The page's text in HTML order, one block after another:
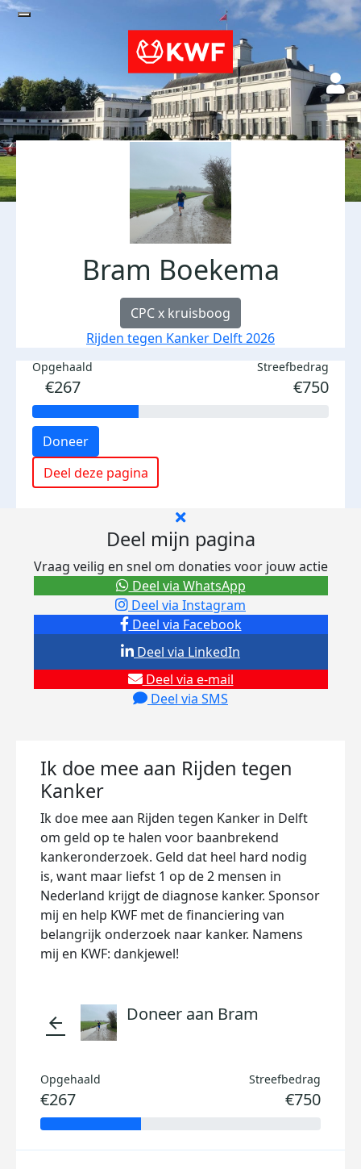
Bram Boekema
CPC x kruisboog
Rijden tegen Kanker Delft 2026
Opgehaald
€267
Streefbedrag
€750
Doneer
Deel deze pagina
Deel mijn pagina
Vraag veilig en snel om donaties voor jouw actie
Deel via Facebook
Deel via Instagram
Deel via e-mail
Deel via SMS
Deel via LinkedIn
Deel via WhatsApp
Ik doe mee aan Rijden tegen
Kanker
Ik doe mee aan Rijden tegen Kanker in Delft
om geld op te halen voor baanbrekend
kankeronderzoek. Geld dat heel hard nodig
is, want maar liefst 1 op de 2 mensen in
Nederland krijgt de diagnose kanker. Sponsor
mij en help KWF met de financiering van
belangrijk onderzoek naar kanker. Namens
mij en KWF: dankjewel!
arrow_back Doneer aan Bram
Opgehaald
€267
Streefbedrag
€750